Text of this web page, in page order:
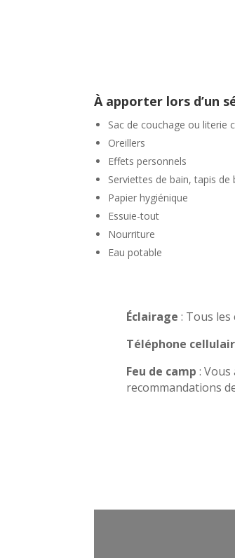
À apporter lors d’un
Sac de couchage ou literie
Oreillers
Effets personnels
Serviettes de bain, tapis
Papier hygiénique
Essuie-tout
Nourriture
Eau potable
Éclairage : Tous les
Téléphone
Feu de camp :
recommandations